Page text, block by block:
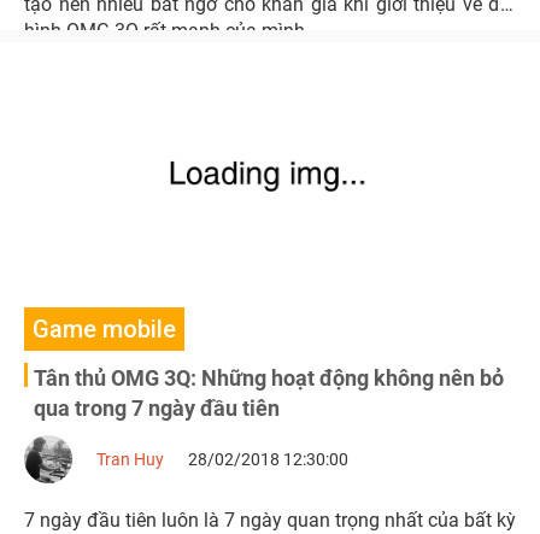
hình OMG 3Q rất mạnh của mình.
Game mobile
Tân thủ OMG 3Q: Những hoạt động không nên bỏ
qua trong 7 ngày đầu tiên
Tran Huy 28/02/2018 12:30:00
7 ngày đầu tiên luôn là 7 ngày quan trọng nhất của bất kỳ